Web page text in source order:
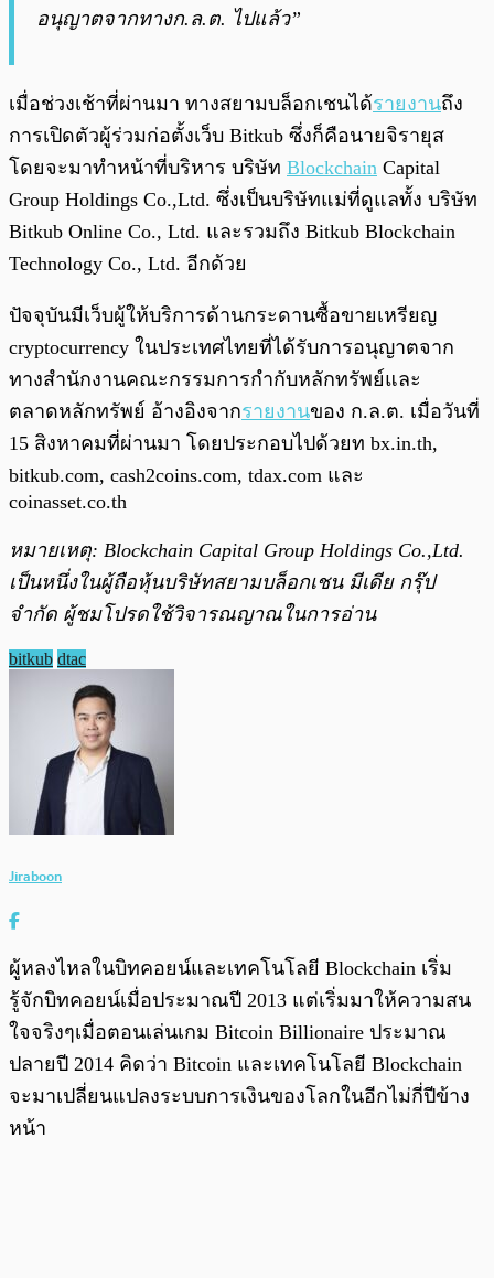
อนุญาตจากทางก.ล.ต. ไปแล้ว”
เมื่อช่วงเช้าที่ผ่านมา ทางสยามบล็อกเชนได้รายงานถึง
การเปิดตัวผู้ร่วมก่อตั้งเว็บ Bitkub ซึ่งก็คือนายจิรายุส
โดยจะมาทำหน้าที่บริหาร บริษัท Blockchain Capital
Group Holdings Co.,Ltd. ซึ่งเป็นบริษัทแม่ที่ดูแลทั้ง บริษัท
Bitkub Online Co., Ltd. และรวมถึง Bitkub Blockchain
Technology Co., Ltd. อีกด้วย
ปัจจุบันมีเว็บผู้ให้บริการด้านกระดานซื้อขายเหรียญ
cryptocurrency ในประเทศไทยที่ได้รับการอนุญาตจาก
ทางสำนักงานคณะกรรมการกำกับหลักทรัพย์และ
ตลาดหลักทรัพย์ อ้างอิงจากรายงานของ ก.ล.ต. เมื่อวันที่
15 สิงหาคมที่ผ่านมา โดยประกอบไปด้วยท bx.in.th,
bitkub.com, cash2coins.com, tdax.com และ
coinasset.co.th
หมายเหตุ: Blockchain Capital Group Holdings Co.,Ltd.
เป็นหนึ่งในผู้ถือหุ้นบริษัทสยามบล็อกเชน มีเดีย กรุ๊ป
จำกัด ผู้ชมโปรดใช้วิจารณญาณในการอ่าน
bitkub dtac
Jiraboon
ผู้หลงไหลในบิทคอยน์และเทคโนโลยี Blockchain เริ่ม
รู้จักบิทคอยน์เมื่อประมาณปี 2013 แต่เริ่มมาให้ความสน
ใจจริงๆเมื่อตอนเล่นเกม Bitcoin Billionaire ประมาณ
ปลายปี 2014 คิดว่า Bitcoin และเทคโนโลยี Blockchain
จะมาเปลี่ยนแปลงระบบการเงินของโลกในอีกไม่กี่ปีข้าง
หน้า